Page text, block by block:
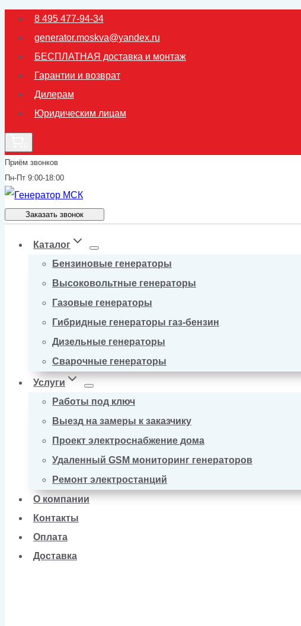
Перейти
содержимому
8 495 477-94-34
generator.moskva@yandex.ru
БЕСПЛАТНАЯ доставка и монтаж
Гарантии и возврат
Дилерам
Юридическим лицам
Приём звонков
Пн-Пт 9:00-18:00
Заказать звонок
Каталог
Бензиновые генераторы
Высоковольтные генераторы
Газовые генераторы
Гибридные генераторы газ-бензин
Дизельные генераторы
Сварочные генераторы
Услуги
Работы под ключ
Выезд на замеры к заказчику
Проект электроснабжение дома
Удаленный GSM мониторинг генераторов
Ремонт электростанций
О компании
Контакты
Оплата
Доставка